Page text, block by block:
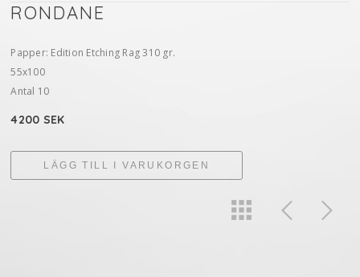
RONDANE
Papper: Edition Etching Rag 310 gr.
55x100
Antal 10
4200 SEK
LÄGG TILL I VARUKORGEN